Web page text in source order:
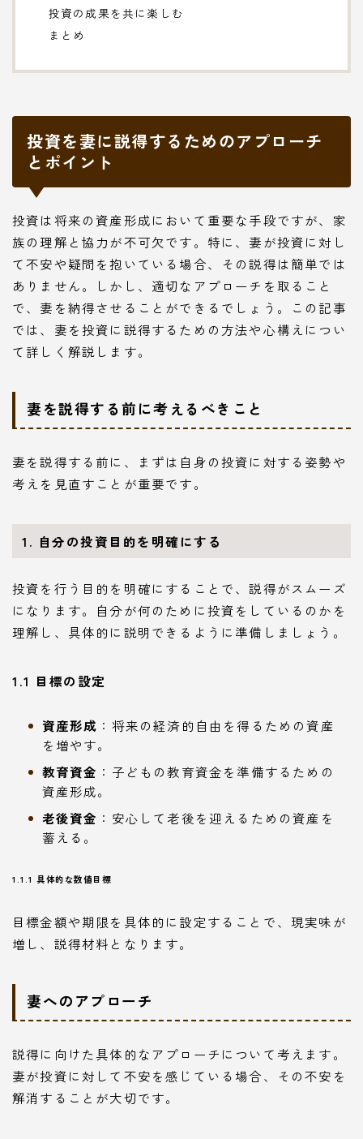
投資の成果を共に楽しむ
まとめ
投資を妻に説得するためのアプローチ
とポイント
投資は将来の資産形成において重要な手段ですが、家
族の理解と協力が不可欠です。特に、妻が投資に対し
て不安や疑問を抱いている場合、その説得は簡単では
ありません。しかし、適切なアプローチを取ること
で、妻を納得させることができるでしょう。この記事
では、妻を投資に説得するための方法や心構えについ
て詳しく解説します。
妻を説得する前に考えるべきこと
妻を説得する前に、まずは自身の投資に対する姿勢や
考えを見直すことが重要です。
1. 自分の投資目的を明確にする
投資を行う目的を明確にすることで、説得がスムーズ
になります。自分が何のために投資をしているのかを
理解し、具体的に説明できるように準備しましょう。
1.1 目標の設定
資産形成 ：将来の経済的自由を得るための資産
を増やす。
教育資金 ：子どもの教育資金を準備するための
資産形成。
老後資金 ：安心して老後を迎えるための資産を
蓄える。
1.1.1 具体的な数値目標
目標金額や期限を具体的に設定することで、現実味が
増し、説得材料となります。
妻へのアプローチ
説得に向けた具体的なアプローチについて考えます。
妻が投資に対して不安を感じている場合、その不安を
解消することが大切です。